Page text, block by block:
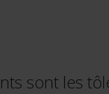
sont les